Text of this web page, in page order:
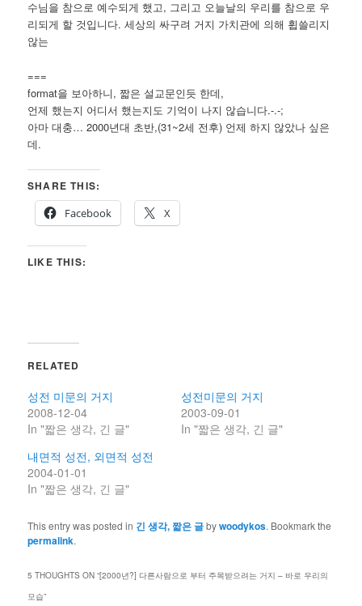
수님을 참으로 예수되게 했고, 그리고 오늘날의 우리를 참으로 우
리되게 할 것입니다. 세상의 싸구려 거지 가치관에 의해 휩쓸리지
않는
===
format을 보아하니, 짧은 설교문인듯 한데,
언제 했는지 어디서 했는지도 기억이 나지 않습니다.-.-;
아마 대충… 2000년대 초반,(31~2세 전후) 언제 하지 않았나 싶은
데.
SHARE THIS:
Facebook
X
LIKE THIS:
RELATED
성전 미문의 거지
2008-12-04
In "짧은 생각, 긴 글"
성전미문의 거지
2003-09-01
In "짧은 생각, 긴 글"
내면적 성전, 외면적 성전
2004-01-01
In "짧은 생각, 긴 글"
This entry was posted in 긴 생각, 짧은 글bywoodykos. Bookmark the
permalink.
5 THOUGHTS ON “[2000년?] 다른사람으로 부터 주목받으려는 거지 – 바로 우리의
모습”